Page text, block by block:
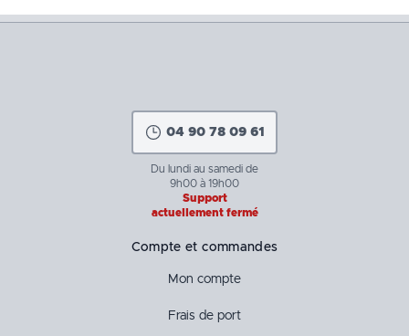
04 90 78 09 61
Du lundi au samedi de
9h00 à 19h00
Support
actuellement fermé
Compte et commandes
Mon compte
Frais de port